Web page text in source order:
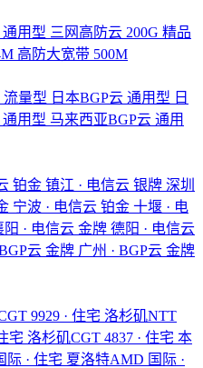
通用型 三网高防云 200G 精品
高防大宽带 500M
流量型 日本BGP云 通用型 日
通用型 马来西亚BGP云 通用
铂金 镇江 · 电信云 银牌 深圳
宁波 · 电信云 铂金 十堰 · 电
阳 · 电信云 金牌 德阳 · 电信云
云 金牌 广州 · BGP云 金牌
9929 · 住宅 洛杉矶NTT
宅 洛杉矶CGT 4837 · 住宅 本
际 · 住宅 夏洛特AMD 国际 ·